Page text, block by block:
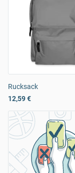
Rucksack
12,59 €